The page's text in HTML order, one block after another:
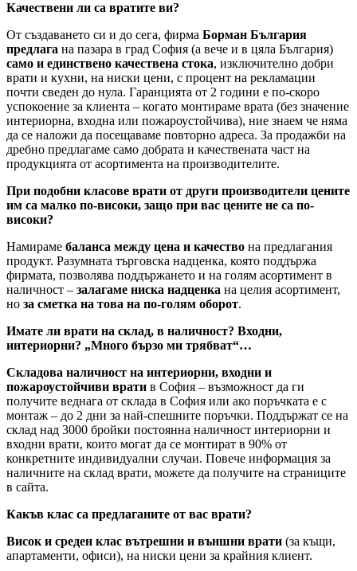
Качествени ли са вратите ви?
От създаването си и до сега, фирма Борман България
предлага на пазара в град София (а вече и в цяла България)
само и единствено качествена стока, изключително добри
врати и кухни, на ниски цени, с процент на рекламации
почти сведен до нула. Гаранцията от 2 години е по-скоро
успокоение за клиента – когато монтираме врата (без значение
интериорна, входна или пожароустойчива), ние знаем че няма
да се наложи да посещаваме повторно адреса. За продажби на
дребно предлагаме само добрата и качествената част на
продукцията от асортимента на производителите.
При подобни класове врати от други производители цените
им са малко по-високи, защо при вас цените не са по-
високи?
Намираме баланса между цена и качество на предлагания
продукт. Разумната търговска надценка, която поддържа
фирмата, позволява поддържането и на голям асортимент в
наличност – залагаме ниска надценка на целия асортимент,
но за сметка на това на по-голям оборот.
Имате ли врати на склад, в наличност? Входни,
интериорни? „Много бързо ми трябват“…
Складова наличност на интериорни, входни и
пожароустойчиви врати в София – възможност да ги
получите веднага от склада в София или ако поръчката е с
монтаж – до 2 дни за най-спешните поръчки. Поддържат се на
склад над 3000 бройки постоянна наличност интериорни и
входни врати, които могат да се монтират в 90% от
конкретните индивидуални случаи. Повече информация за
наличните на склад врати, можете да получите на страниците
в сайта.
Какъв клас са предлаганите от вас врати?
Висок и среден клас вътрешни и външни врати (за къщи,
апартаменти, офиси), на ниски цени за крайния клиент.